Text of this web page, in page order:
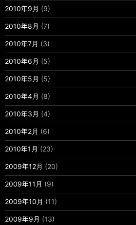
2010年9月 (9)
2010年8月 (7)
2010年7月 (3)
2010年6月 (5)
2010年5月 (5)
2010年4月 (8)
2010年3月 (4)
2010年2月 (6)
2010年1月 (23)
2009年12月 (20)
2009年11月 (9)
2009年10月 (11)
2009年9月 (13)